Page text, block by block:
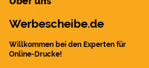
Werbescheibe.de
Willkommen bei den Experten für
Online-Drucke!